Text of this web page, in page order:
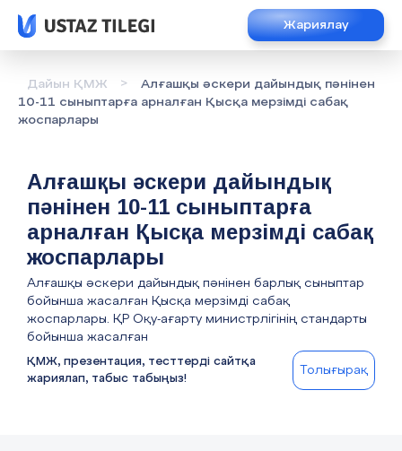
Жариялау
Дайын ҚМЖ >
Алғашқы әскери дайындық пәнінен
10-11 сыныптарға арналған Қысқа мерзімді сабақ
жоспарлары
Алғашқы әскери дайындық
пәнінен 10-11 сыныптарға
арналған Қысқа мерзімді сабақ
жоспарлары
Алғашқы әскери дайындық пәнінен барлық сыныптар
бойынша жасалған Қысқа мерзімді сабақ
жоспарлары. ҚР Оқу-ағарту министрлігінің стандарты
бойынша жасалған
ҚМЖ, презентация, тесттерді сайтқа
жариялап, табыс табыңыз!
Толығырақ